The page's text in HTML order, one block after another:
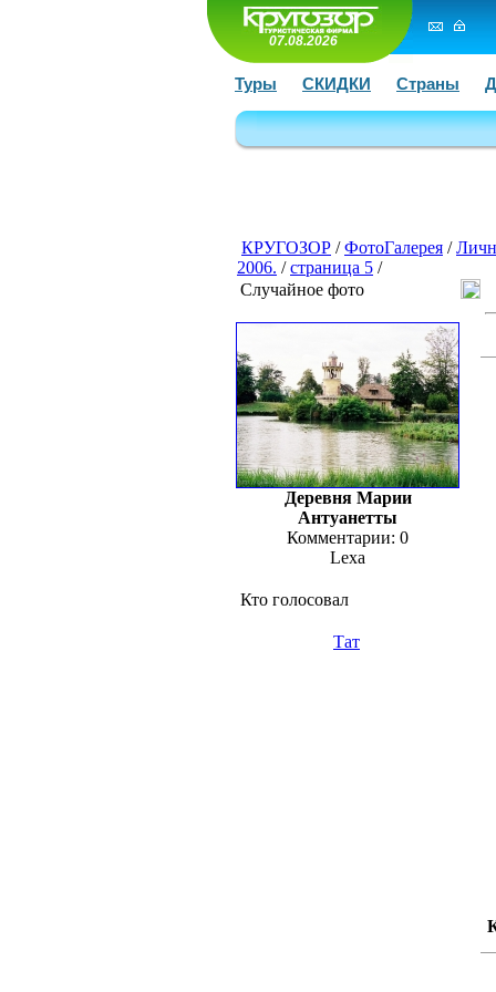
07.08.2026
Туры СКИДКИ Страны
КРУГОЗОР /ФотоГалерея /
2006. /страница 5 /
Случайное фото
Деревня Марии
Антуанетты
Комментарии: 0
Lexa
Кто голосовал
Тат